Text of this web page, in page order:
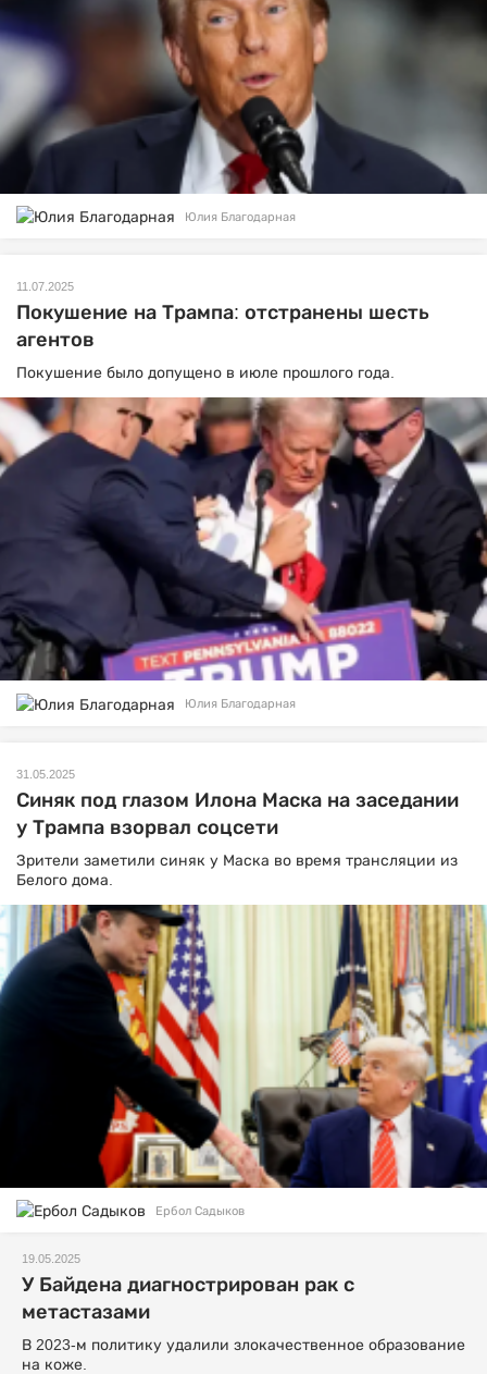
Юлия Благодарная
11.07.2025
Покушение на Трампа: отстранены шесть
агентов
Покушение было допущено в июле прошлого года.
Юлия Благодарная
31.05.2025
Синяк под глазом Илона Маска на заседании
у Трампа взорвал соцсети
Зрители заметили синяк у Маска во время трансляции из
Белого дома.
Ербол Садыков
19.05.2025
У Байдена диагнострирован рак с
метастазами
В 2023-м политику удалили злокачественное образование
на коже.